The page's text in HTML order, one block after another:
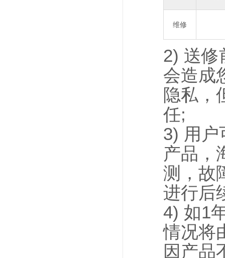
维修
2) 送修
会造成
隐私，
任;
3) 用户
产品，
测，故
进行后
4) 如1
情况将
因产品